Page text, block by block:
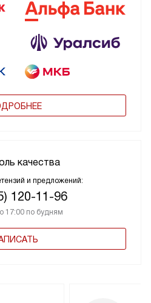
качества
и предложений:
120-11-96
17:00 по будням